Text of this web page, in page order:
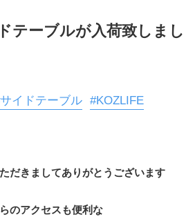
テーブルが入荷致しまし
イドテーブル #KOZLIFE
だきましてありがとうございます
のアクセスも便利な